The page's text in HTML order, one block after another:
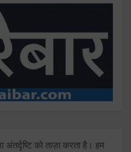
अंतर्दृष्टि को ताज़ा करता है। हम